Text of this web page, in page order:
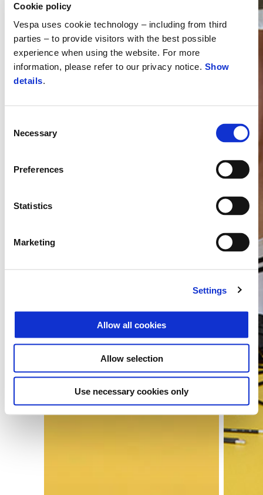
Cookie policy
Vespa uses cookie technology – including from third
parties – to provide visitors with the best possible
experience when using the website. For more
information, please refer to our privacy notice. Show
details.
Selection
Necessary
Preferences
Statistics
Marketing
Settings
Allow all cookies
Allow selection
Use necessary cookies only